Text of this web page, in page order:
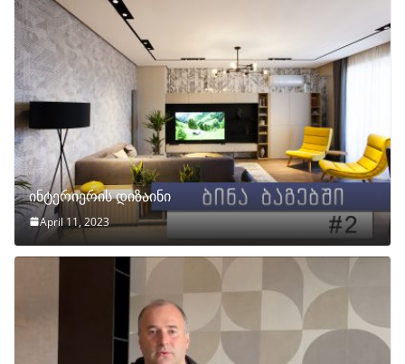
ინტერიერის დიზაინი
April 11, 2023